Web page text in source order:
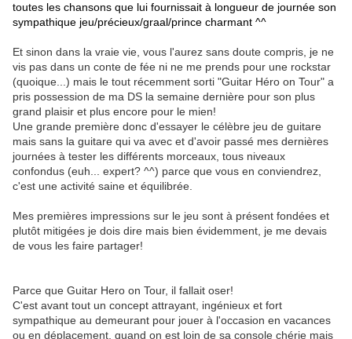
toutes les chansons que lui fournissait à longueur de journée son
sympathique jeu/précieux/graal/prince charmant ^^
Et sinon dans la vraie vie, vous l'aurez sans doute compris, je ne
vis pas dans un conte de fée ni ne me prends pour une rockstar
(quoique...) mais le tout récemment sorti "Guitar Héro on Tour" a
pris possession de ma DS la semaine dernière pour son plus
grand plaisir et plus encore pour le mien!
Une grande première donc d'essayer le célèbre jeu de guitare
mais sans la guitare qui va avec et d'avoir passé mes dernières
journées à tester les différents morceaux, tous niveaux
confondus (euh... expert? ^^) parce que vous en conviendrez,
c'est une activité saine et équilibrée.
Mes premières impressions sur le jeu sont à présent fondées et
plutôt mitigées je dois dire mais bien évidemment, je me devais
de vous les faire partager!
Parce que Guitar Hero on Tour, il fallait oser!
C'est avant tout un concept attrayant, ingénieux et fort
sympathique au demeurant pour jouer à l'occasion en vacances
ou en déplacement, quand on est loin de sa console chérie mais